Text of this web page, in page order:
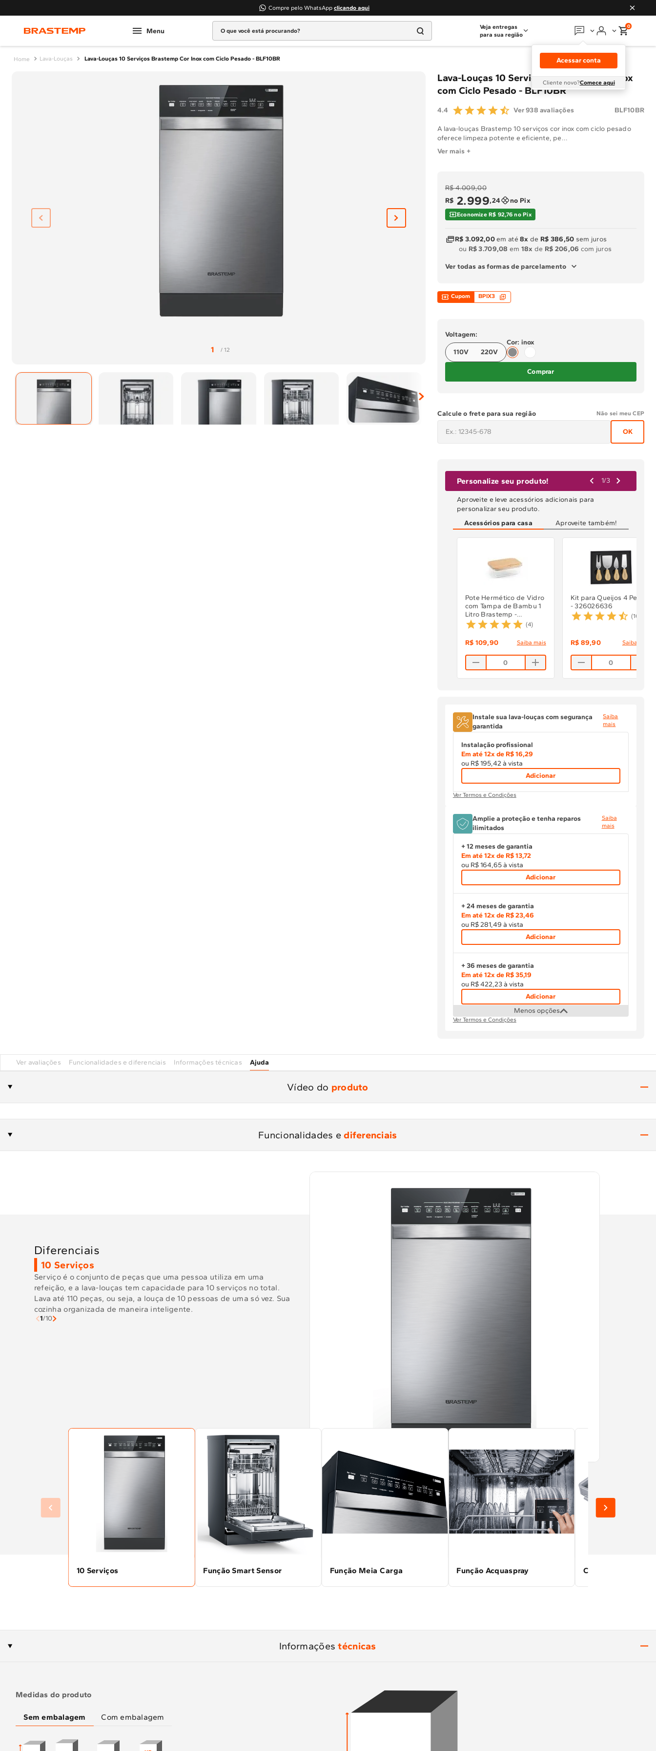
Compre pelo WhatsApp clicando aqui
ajudar?
Meus pedidos
Assistência
Solicitar visita técnica
Solicitar instalação
Solicitar conversão de fogão
Localizar assistência técnica
Acessar conta
Cliente novo?Comece aqui
0
O que você está procurando?
Termos mais buscados
3º Fogao
5º Cooktop
Veja entregas
para sua região
Lava-Louças Lava-Louças 10 Serviços Brastemp Cor Inox com Ciclo Pesado - BLF10BR
Lava-Louças 10 Serviços Brastemp Cor Inox
com Ciclo Pesado - BLF10BR
BLF10BR
4.4 Ver 938 avaliações
A lava-louças Brastemp 10 serviços cor inox com ciclo pesado
oferece limpeza potente e eficiente, pe...
Ver mais +
R$ 4.009,00
R$ 2.999,24 no Pix
Economize R$ 92,76 no Pix
R$ 3.092,00em até8x de R$ 386,50 sem juros
ou R$ 3.709,08 em 18x de R$ 206,06 com juros
Ver todas as formas de parcelamento
Cupom BPIX3
Voltagem:
110V 220V
inox
Comprar
Calcule o frete para sua região Não sei meu CEP
OK
Personalize seu produto! 1/3
Aproveite e leve acessórios adicionais para
personalizar seu produto.
Acessórios para casa
Aproveite também!
Pote Hermético de Vidro
com Tampa de Bambu 1
Litro Brastemp -
326026588
(4)
R$ 109,90 Saiba mais
0
Kit para Queijos 4 Peças
- 326026636
(10
R$ 89,90 Saiba mais
0
Instalesua lava-louçascom segurança
garantida
Saiba
mais
Instalação profissional
Em até12x de R$ 16,29
ou R$ 195,42 à vista
Adicionar
Ver Termos e Condições
Amplie a proteção e tenha reparos
ilimitados
Saiba
mais
+ 12 meses de garantia
Em até12x de R$ 13,72
ou R$ 164,65à vista
Adicionar
+ 24 meses de garantia
Em até12x de R$ 23,46
ou R$ 281,49 à vista
Adicionar
+ 36 meses de garantia
Em até12x de R$ 35,19
ou R$ 422,23à vista
Adicionar
Menos opções
Ver Termos e Condições
Ver avaliações Funcionalidades e diferenciais Informações técnicas Ajuda
Vídeo do produto
Funcionalidades ediferenciais
Diferenciais
10 Serviços
Serviço é o conjunto de peças que uma pessoa utiliza em uma
refeição, e a lava-louças tem capacidade para 10 serviços no total.
Lava até 110 peças, ou seja, a louça de 10 pessoas de uma só vez. Sua
cozinha organizada de maneira inteligente.
1/10
10 Serviços Função Smart Sensor Função Meia Carga Função Acquaspray
Cesto Exclusivo
Informaçõestécnicas
Medidas do produto
Sem embalagem Com embalagem